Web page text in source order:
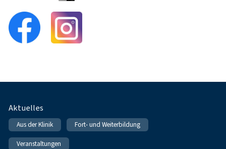
Fußnavigation
Aktuelles
Aus der Klinik Fort- und Weiterbildung
Veranstaltungen